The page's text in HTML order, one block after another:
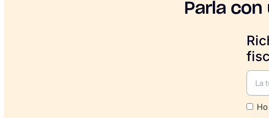
Parla